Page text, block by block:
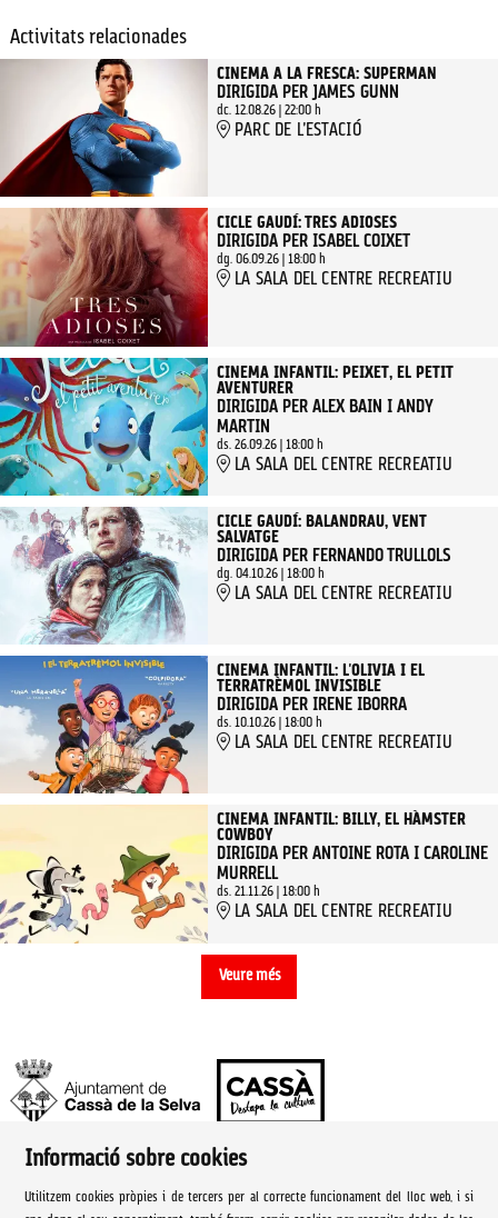
Activitats relacionades
CINEMA A LA FRESCA: SUPERMAN
DIRIGIDA PER JAMES GUNN
dc. 12.08.26| 22:00 h
PARC DE L'ESTACIÓ
CICLE GAUDÍ: TRES ADIOSES
DIRIGIDA PER ISABEL COIXET
dg. 06.09.26| 18:00 h
LA SALA DEL CENTRE RECREATIU
CINEMA INFANTIL: PEIXET, EL PETIT
AVENTURER
DIRIGIDA PER ALEX BAIN I ANDY
MARTIN
ds. 26.09.26| 18:00 h
LA SALA DEL CENTRE RECREATIU
CICLE GAUDÍ: BALANDRAU, VENT
SALVATGE
DIRIGIDA PER FERNANDO TRULLOLS
dg. 04.10.26| 18:00 h
LA SALA DEL CENTRE RECREATIU
CINEMA INFANTIL: L'OLIVIA I EL
TERRATRÈMOL INVISIBLE
DIRIGIDA PER IRENE IBORRA
ds. 10.10.26| 18:00 h
LA SALA DEL CENTRE RECREATIU
CINEMA INFANTIL: BILLY, EL HÀMSTER
COWBOY
DIRIGIDA PER ANTOINE ROTA I CAROLINE
MURRELL
ds. 21.11.26| 18:00 h
LA SALA DEL CENTRE RECREATIU
Veure més
Ajuntament de Cassà de la Selva | Àrea de cultura
Informació sobre cookies
Utilitzem cookies pròpies i de tercers per al correcte funcionament del lloc web, i si